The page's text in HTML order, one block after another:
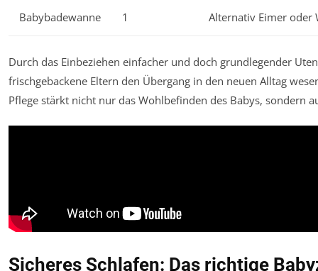
Babybadewanne 1 Alternativ Eimer oder
Durch das Einbeziehen einfacher und doch grundlegender
frischgebackene Eltern den Übergang in den neuen Alltag
Pflege stärkt nicht nur das Wohlbefinden des Babys, sondern
Sicheres Schlafen: Das richtige